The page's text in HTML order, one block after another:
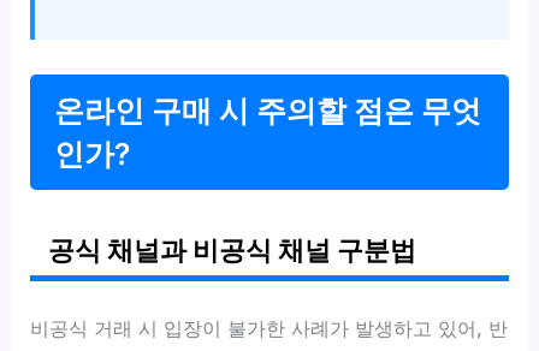
온라인 구매 시 주의할 점은 무엇
인가?
공식 채널과 비공식 채널 구분법
비공식 거래 시 입장이 불가한 사례가 발생하고 있어, 반